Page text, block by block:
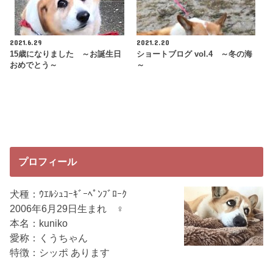
2021.6.29
15歳になりました ～お誕生日
おめでとう～
2021.2.20
ショートブログ vol.4 ～冬の海
～
プロフィール
犬種：ｳｴﾙｼｭｺｰｷﾞｰﾍﾟﾝﾌﾞﾛｰｸ
2006年6月29日生まれ ♀
本名：kuniko
愛称：くうちゃん
特徴：シッポ あります